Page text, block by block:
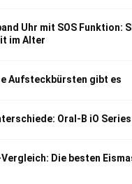
Uhr mit SOS Funktion:
im Alter
Aufsteckbürsten gibt es
Oral-B iO
Die besten